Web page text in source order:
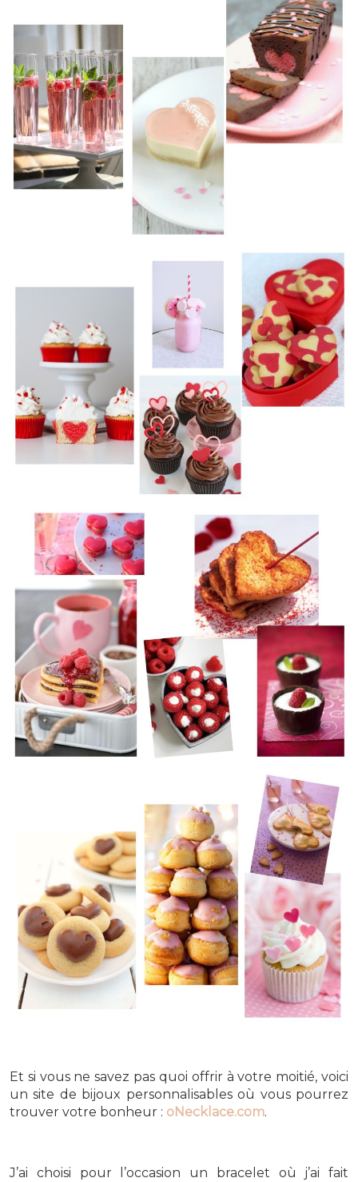
Et si vous ne savez pas quoi offrir à votre moitié, voici
un site de bijoux personnalisables où vous pourrez
trouver votre bonheur : oNecklace.com.
J’ai choisi pour l’occasion un bracelet où j’ai fait